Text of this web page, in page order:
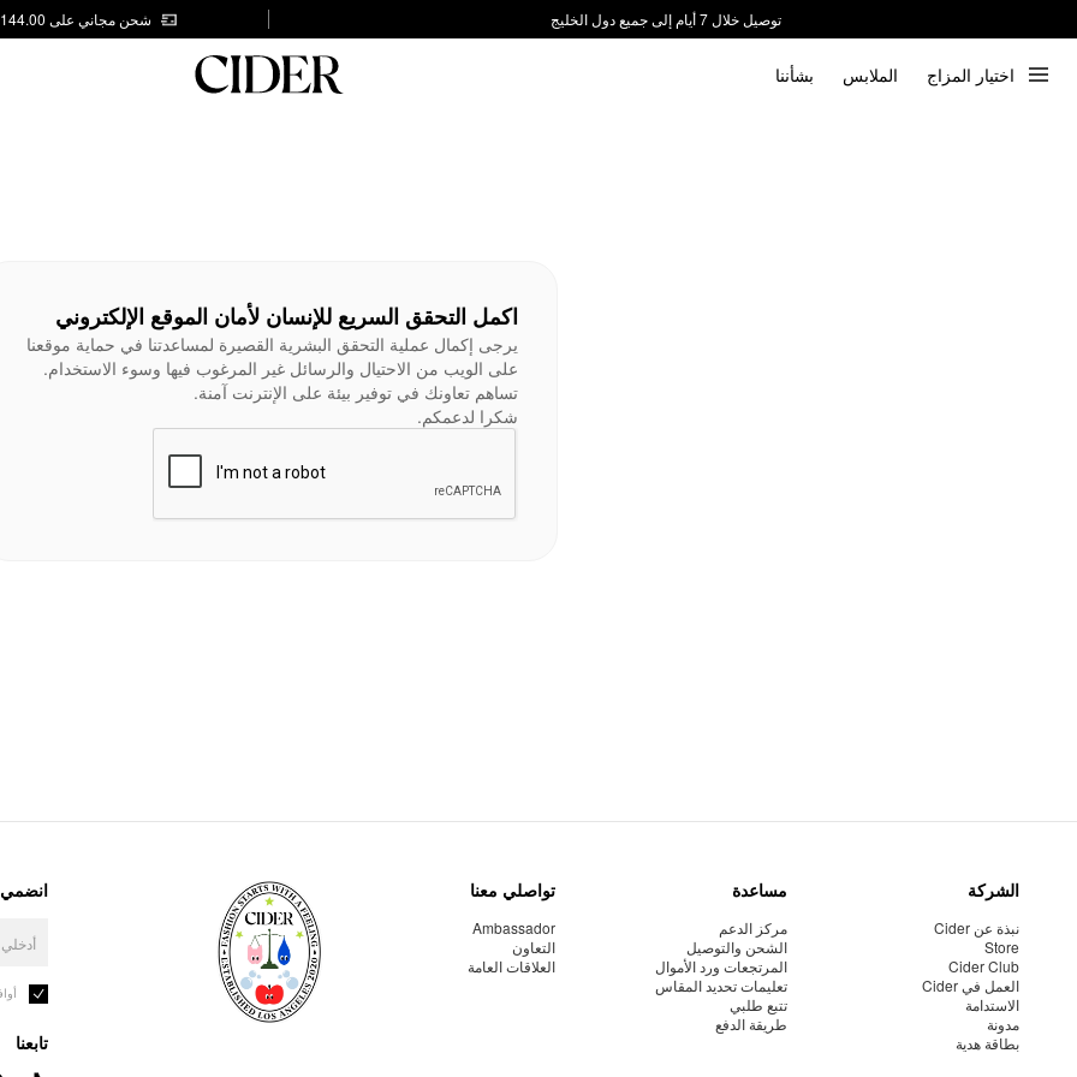
توصيل خلال 7 أيام إلى جميع دول الخليج
شحن مجاني على AED 144.00
اختيار المزاج الملابس بشأننا
اكمل التحقق السريع للإنسان لأمان الموقع الإلكتروني
يرجى إكمال عملية التحقق البشرية القصيرة لمساعدتنا في حماية موقعنا
على الويب من الاحتيال والرسائل غير المرغوب فيها وسوء الاستخدام.
تساهم تعاونك في توفير بيئة على الإنترنت آمنة.
شكرا لدعمكم.
الشركة
نبذة عن Cider
Store
Cider Club
العمل في Cider
الاستدامة
مدونة
بطاقة هدية
مساعدة
مركز الدعم
الشحن والتوصيل
المرتجعات ورد الأموال
تعليمات تحديد المقاس
تتبع طلبي
طريقة الدفع
تواصلي معنا
Ambassador
التعاون
العلاقات العامة
انضمي
تابعنا